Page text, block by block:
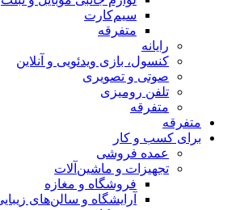
سیم‌کارت
متفرقه
رایانه
کنسول، بازی‌ ویدئویی و آنلاین
صوتی و تصویری
تلفن رومیزی
متفرقه
متفرقه
برای کسب و کار
عمده فروشی
تجهیزات و ماشین‌آلات
فروشگاه و مغازه
آرایشگاه و سالن‌های زیبایی